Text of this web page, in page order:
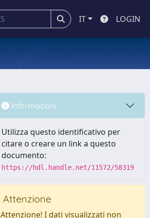
IT LOGIN
Informazioni
Utilizza questo identificativo per
citare o creare un link a questo
documento:
https://hdl.handle.net/11572/58319
Attenzione
Attenzione! I dati visualizzati non